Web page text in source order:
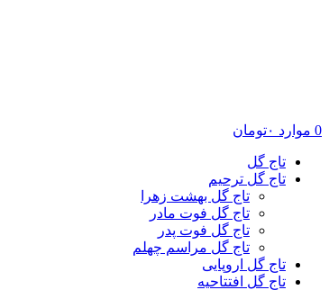
0 موارد ۰تومان
تاج گل
تاج گل ترحیم
تاج گل بهشت زهرا
تاج گل فوت مادر
تاج گل فوت پدر
تاج گل مراسم چهلم
تاج گل اروپایی
تاج گل افتتاحیه